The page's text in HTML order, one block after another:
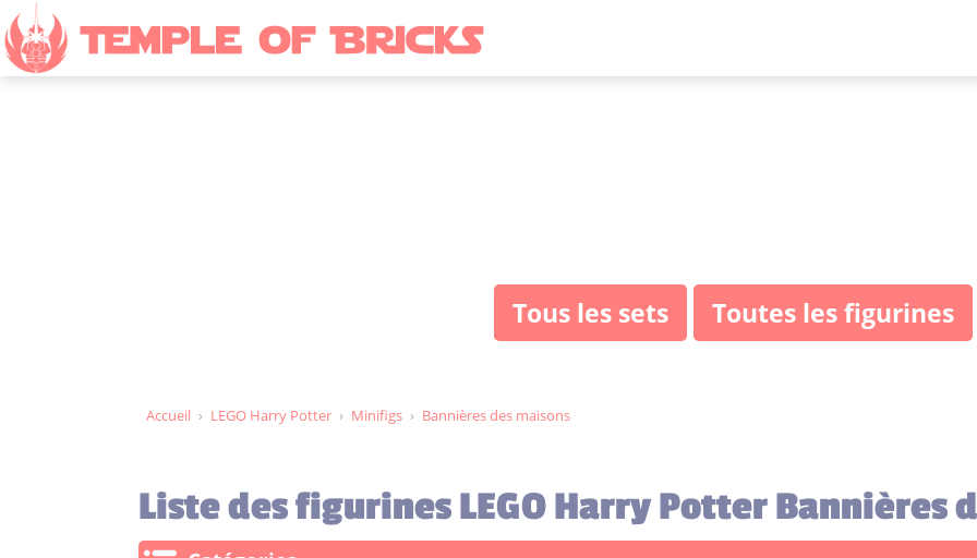
Tous les sets Toutes les figurines
Accueil › LEGO Harry Potter › Minifigs › Bannières des maisons
Liste des figurines LEGO Harry Potter Bannières